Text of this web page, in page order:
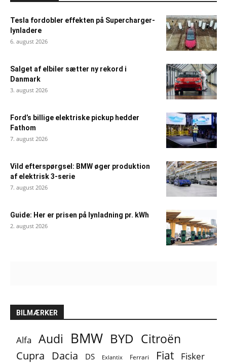
Tesla fordobler effekten på Supercharger-
lynladere
6. august 2026
Salget af elbiler sætter ny rekord i
Danmark
3. august 2026
Ford’s billige elektriske pickup hedder
Fathom
7. august 2026
Vild efterspørgsel: BMW øger produktion
af elektrisk 3-serie
7. august 2026
Guide: Her er prisen på lynladning pr. kWh
2. august 2026
BILMÆRKER
Alfa Audi BMW BYD Citroën
Cupra Dacia DS Exlantix Ferrari Fiat Fisker